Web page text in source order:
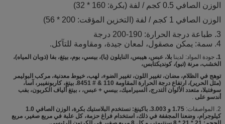
الوزن الصافي 0.5 كجم / لفة (بكرة: 160 * 32)
الوزن الصافي 1 كجم / لفة (التخزين المؤقت: 200 * 56)
3. طباعة درجة الحرارة: 190-200 درجة
4. سمة: يمكن مصقول، لمعان جيدة، ومقاومة للتآكل.
1. جودة المواد: لدينا بلا، عبس، هيبس، النايلون (با)، بيسي، بوم، بيتغ، بفا (ذوبان المياه)،
الخشب، مرنة (تبو)، كونديكتابس،
توهج في الظلام، مضان، تغيير اللون، تغيير الضوء، لهب، خيوط معدنية، مركب البوليمر
(مثل الحرير)، ارتفاع درجة الحرارة المقاومة 110 & # 8451. بيتغ، كاربونفيبر، آسا،
سوفتبلا، متعدد الألوان التدرج، السيراميك، بيسي + عبس، ، بيتغ ألياف الكربون، بفب
أندسو على .
2. المواصفات:
1.75 و 3.003. باكينغ: نستخدم البلاستيك بكرة، الوزن الصافي 1.0
كيلوجرام، وضعنا المجففة في ذلك، استخدام فراغ حزمة، كل علبة في مربع صغير، مربع